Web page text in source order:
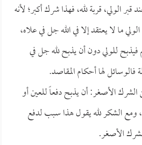
قبر الولي، قربة لله، فهذا شرك أكبر؛ لأنه
ما لا يعتقد إلا في الله جل في علاه،
للولي دون أن يذبح لله جل في
لها أحكام المقاصد.
الأصغر: أن يذبح دفعاً للعين أو
ومع الشكر لله يقول هذا سبب لدفع
الأصغر.